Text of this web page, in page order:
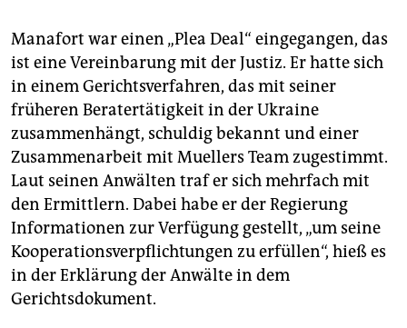
Manafort war einen „Plea Deal“ eingegangen, das
ist eine Vereinbarung mit der Justiz. Er hatte sich
in einem Gerichtsverfahren, das mit seiner
früheren Beratertätigkeit in der Ukraine
zusammenhängt, schuldig bekannt und einer
Zusammenarbeit mit Muellers Team zugestimmt.
Laut seinen Anwälten traf er sich mehrfach mit
den Ermittlern. Dabei habe er der Regierung
Informationen zur Verfügung gestellt, „um seine
Kooperationsverpflichtungen zu erfüllen“, hieß es
in der Erklärung der Anwälte in dem
Gerichtsdokument.